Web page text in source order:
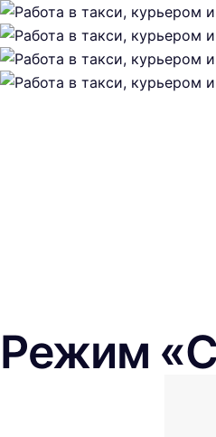
Режим